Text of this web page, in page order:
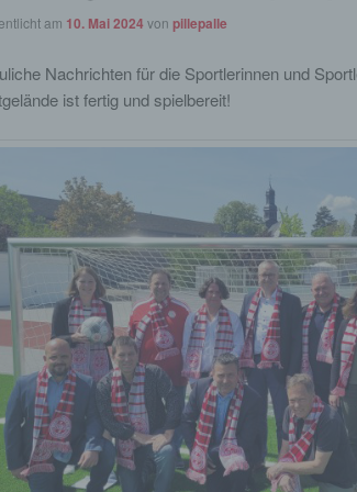
am 10. Mai 2024 von pillepalle
Nachrichten für die Sportlerinnen und
ist fertig und spielbereit!
Daten, die darin
werden, um bestimmte
Person beziehen, zu
Interessen,
f)
Pseudonymisierung ist
Weise, auf welche die
zusätzlicher
Person zugeordnet
Informationen
organisatorischen
personenbezogenen
natürlichen Person
g) Verantwortlicher